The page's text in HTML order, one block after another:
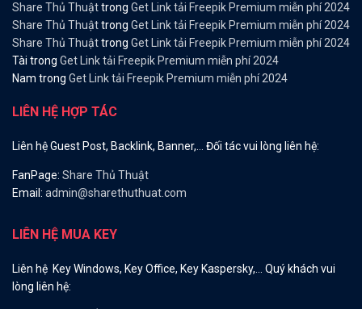
Share Thủ Thuậttrong Get Link tải Freepik Premium miễn phí 2024
Share Thủ Thuậttrong Get Link tải Freepik Premium miễn phí 2024
Share Thủ Thuậttrong Get Link tải Freepik Premium miễn phí 2024
Tài trong Get Link tải Freepik Premium miễn phí 2024
Nam trong Get Link tải Freepik Premium miễn phí 2024
LIÊN HỆ HỢP TÁC
Liên hệ Guest Post, Backlink, Banner,… Đối tác vui lòng liên hệ:
FanPage: Share Thủ Thuật
Email: admin@sharethuthuat.com
LIÊN HỆ MUA KEY
Liên hệ Key Windows, Key Office, Key Kaspersky,… Quý khách vui
lòng liên hệ: